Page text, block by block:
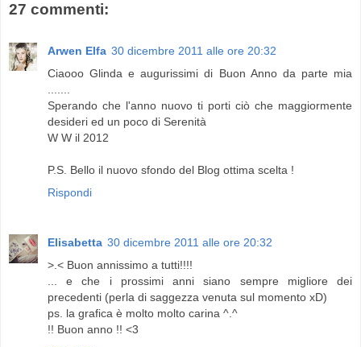
27 commenti:
Arwen Elfa 30 dicembre 2011 alle ore 20:32
Ciaooo Glinda e augurissimi di Buon Anno da parte mia
.......
Sperando che l'anno nuovo ti porti ciò che maggiormente
desideri ed un poco di Serenità
W W il 2012
P.S. Bello il nuovo sfondo del Blog ottima scelta !
Rispondi
Elisabetta 30 dicembre 2011 alle ore 20:32
>.< Buon annissimo a tutti!!!!
... e che i prossimi anni siano sempre migliore dei
precedenti (perla di saggezza venuta sul momento xD)
ps. la grafica è molto molto carina ^.^
!! Buon anno !! <3